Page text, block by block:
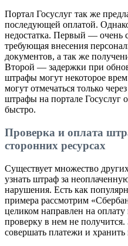
Портал Госуслуг так же
последующей оплатой.
недостатка. Первый — очень
требующая внесения
документов, а так же
Второй — задержки при
штрафы могут некоторое
могут отмечаться только
штрафы на портале Госуслуг
быстро.
Проверка и оплата
сторонних ресурсах
Существует множество
узнать штраф за
нарушения. Есть как
примера рассмотрим
целиком направлен на
проверку в нем не получится.
совершать платежи и